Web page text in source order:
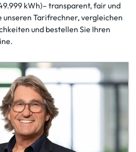
kWh)– transparent, fair und
unseren Tarifrechner, vergleichen
und bestellen Sie Ihren